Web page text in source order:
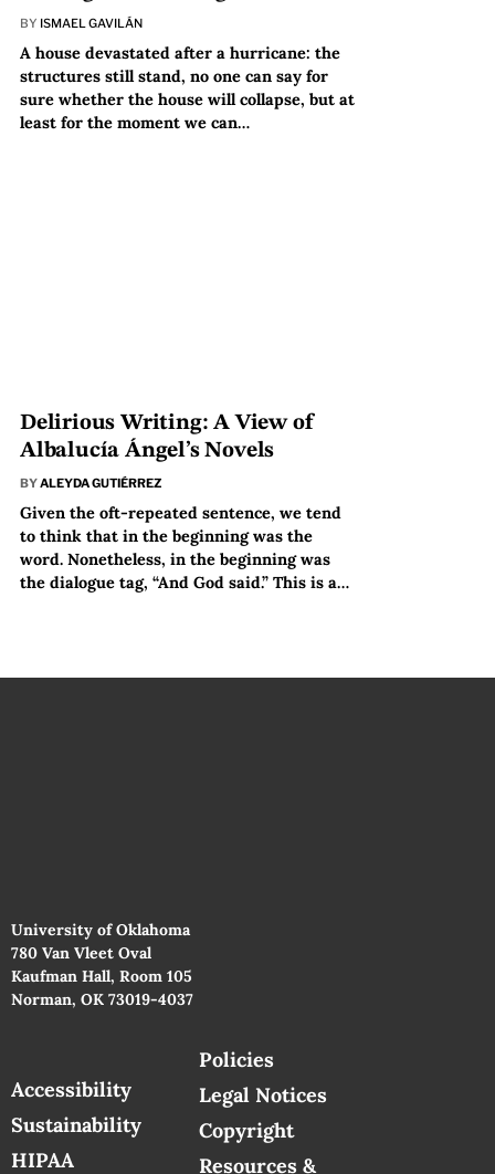
BY ISMAEL GAVILÁN
A house devastated after a hurricane: the
structures still stand, no one can say for
sure whether the house will collapse, but at
least for the moment we can…
Delirious Writing: A View of
Albalucía Ángel’s Novels
BYALEYDA GUTIÉRREZ
Given the oft-repeated sentence, we tend
to think that in the beginning was the
word. Nonetheless, in the beginning was
the dialogue tag, “And God said.” This is a…
University of Oklahoma
780 Van Vleet Oval
Kaufman Hall, Room 105
Norman, OK 73019-4037
Accessibility
Sustainability
HIPAA
Policies
Legal Notices
Copyright
Resources &